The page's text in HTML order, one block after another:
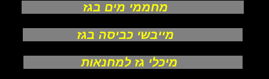
מחממי מים בגז
מייבשי כביסה בגז
מיכלי גז למחנאות